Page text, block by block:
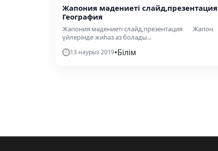
Жапония мәдениеті
География
Жапония мәдениеті слайд,презентация Жапон
үйлерінде жиһаз аз болады...
13 наурыз 2019•Білім